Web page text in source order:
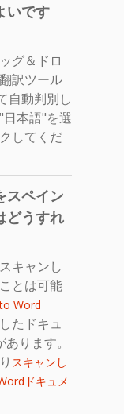
いです
グ＆ドロ
訳ツール
自動判別し
本語"を選
してくだ
スペイン
どうすれ
キャンし
とは可能
Word
たドキュ
ります。
スキャンし
ドキュメ